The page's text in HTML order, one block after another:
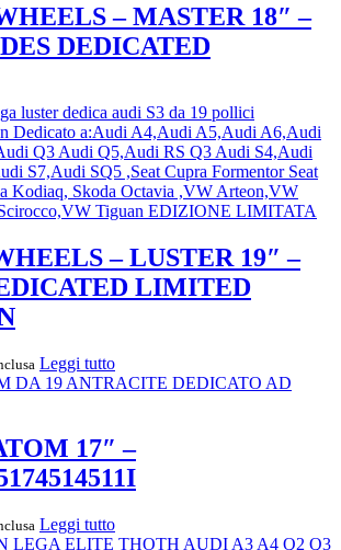
– MASTER 18″ –
DEDICATED
– LUSTER 19″ –
LIMITED
Leggi tutto
17″ –
Leggi tutto